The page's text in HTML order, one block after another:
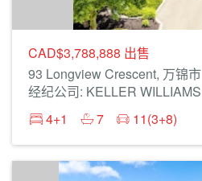
CAD$3,788,888 出售
93 Longview Crescent, 万锦市
4+1
7 11(3+8)